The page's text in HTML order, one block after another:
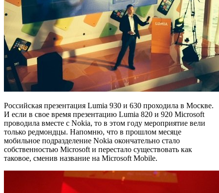
Российская презентация Lumia 930 и 630 проходила в Москве.
И если в свое время презентацию Lumia 820 и 920 Microsoft
проводила вместе с Nokia, то в этом году мероприятие вели
только редмондцы. Напомню, что в прошлом месяце
мобильное подразделение Nokia окончательно стало
собственностью Microsoft и перестало существовать как
таковое, сменив название на Microsoft Mobile.